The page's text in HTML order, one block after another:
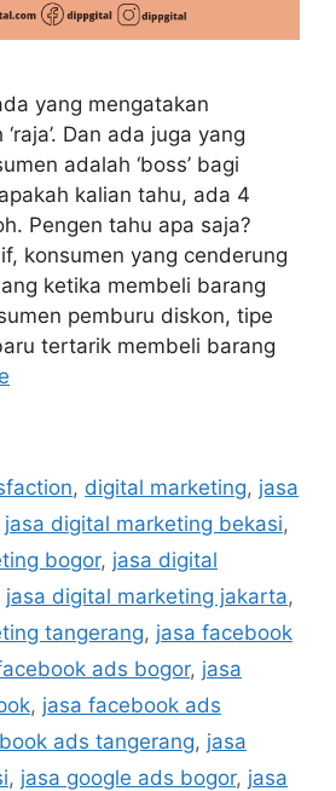
yang mengatakan
Dan ada juga yang
adalah ‘boss’ bagi
kalian tahu, ada 4
Pengen tahu apa saja?
konsumen yang cenderung
ketika membeli barang
pemburu diskon, tipe
tertarik membeli barang
, digital marketing, jasa
jasa digital marketing bekasi,
bogor, jasa digital
jasa digital marketing jakarta,
tangerang, jasa facebook
ads bogor, jasa
, jasa facebook ads
ads tangerang, jasa
, jasa google ads bogor, jasa